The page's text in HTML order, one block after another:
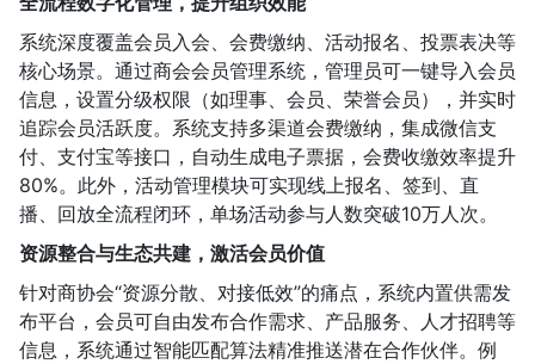
系统深度覆盖会员入会、会费缴纳、活动报名、投票表决等
核心场景。通过商会会员管理系统，管理员可一键导入会员
信息，设置分级权限（如理事、会员、荣誉会员），并实时
追踪会员活跃度。系统支持多渠道会费缴纳，集成微信支
付、支付宝等接口，自动生成电子票据，会费收缴效率提升
80%。此外，活动管理模块可实现线上报名、签到、直
播、回放全流程闭环，单场活动参与人数突破10万人次。
资源整合与生态共建，激活会员价值
针对商协会“资源分散、对接低效”的痛点，系统内置供需发
布平台，会员可自由发布合作需求、产品服务、人才招聘等
信息，系统通过智能匹配算法精准推送潜在合作伙伴。例